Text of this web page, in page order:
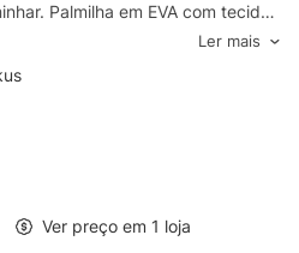
Palmilha em EVA com tecido
produzidos com a tecnologia
de espessura mínima.
Ler mais
Ver preço em 1 loja